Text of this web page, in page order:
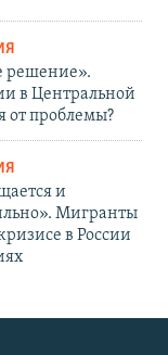
решение».
в Центральной
от проблемы?
и
Мигранты
в России